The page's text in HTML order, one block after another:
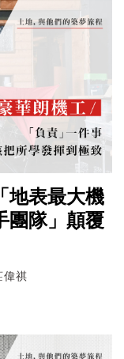
地表最大機
團隊」顛覆
偉祺